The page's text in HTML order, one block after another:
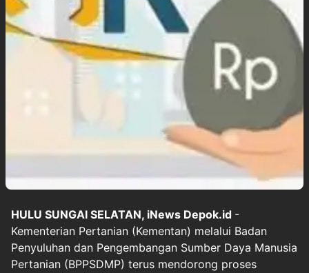
HULU SUNGAI SELATAN, iNews Depok.id -
Kementerian Pertanian (Kementan) melalui Badan
Penyuluhan dan Pengembangan Sumber Daya Manusia
Pertanian (BPPSDMP) terus mendorong proses